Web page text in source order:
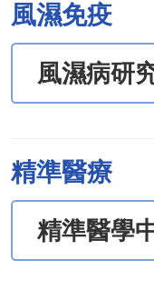
風濕免疫
風濕病研
精準醫療
精準醫學